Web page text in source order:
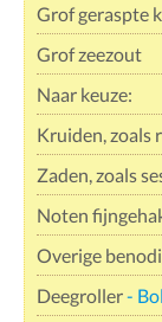
Grof geraspte
Grof zeezout
Naar keuze:
Kruiden, zoals
Zaden, zoals
Noten
Overige
Deegroller-